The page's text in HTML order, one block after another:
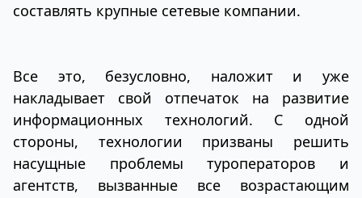
составлять крупные сетевые компании.
Все это, безусловно, наложит и уже
накладывает свой отпечаток на развитие
информационных технологий. С одной
стороны, технологии призваны решить
насущные проблемы туроператоров и
агентств, вызванные все возрастающим